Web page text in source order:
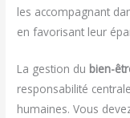
les accompagnant
en favorisant leur
La gestion du bien-
responsabilité
humaines. Vous